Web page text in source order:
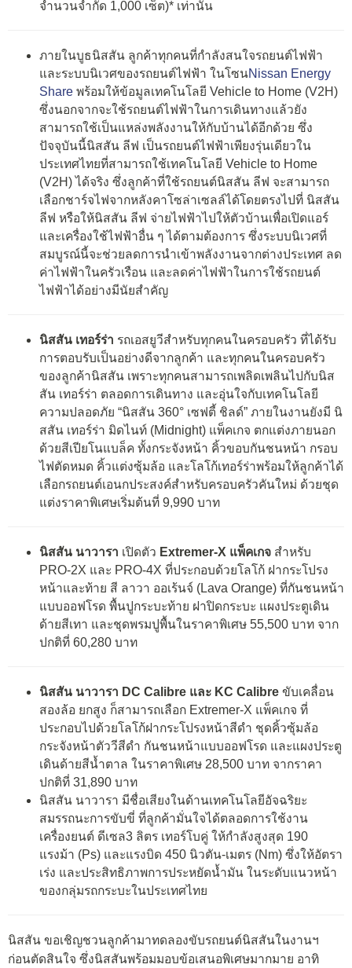
จำนวนจำกัด 1,000 เซ็ต)* เท่านั้น
ภายในบูธนิสสัน ลูกค้าทุกคนที่กำลังสนใจรถยนต์ไฟฟ้า
และระบบนิเวศของรถยนต์ไฟฟ้า ในโซนNissan Energy
Share พร้อมให้ข้อมูลเทคโนโลยี Vehicle to Home (V2H)
ซึ่งนอกจากจะใช้รถยนต์ไฟฟ้าในการเดินทางแล้วยัง
สามารถใช้เป็นแหล่งพลังงานให้กับบ้านได้อีกด้วย ซึ่ง
ปัจจุบันนี้นิสสัน ลีฟ เป็นรถยนต์ไฟฟ้าเพียงรุ่นเดียวใน
ประเทศไทยที่สามารถใช้เทคโนโลยี Vehicle to Home
(V2H) ได้จริง ซึ่งลูกค้าที่ใช้รถยนต์นิสสัน ลีฟ จะสามารถ
เลือกชาร์จไฟจากหลังคาโซล่าเซลล์ได้โดยตรงไปที่ นิสสัน
ลีฟ หรือให้นิสสัน ลีฟ จ่ายไฟฟ้าไปให้ตัวบ้านเพื่อเปิดแอร์
และเครื่องใช้ไฟฟ้าอื่น ๆ ได้ตามต้องการ ซึ่งระบบนิเวศที่
สมบูรณ์นี้จะช่วยลดการนำเข้าพลังงานจากต่างประเทศ ลด
ค่าไฟฟ้าในครัวเรือน และลดค่าไฟฟ้าในการใช้รถยนต์
ไฟฟ้าได้อย่างมีนัยสำคัญ
นิสสัน เทอร์ร่า รถเอสยูวีสำหรับทุกคนในครอบครัว ที่ได้รับ
การตอบรับเป็นอย่างดีจากลูกค้า และทุกคนในครอบครัว
ของลูกค้านิสสัน เพราะทุกคนสามารถเพลิดเพลินไปกับนิส
สัน เทอร์ร่า ตลอดการเดินทาง และอุ่นใจกับเทคโนโลยี
ความปลอดภัย “นิสสัน 360° เซฟตี้ ชิลด์” ภายในงานยังมี นิ
สสัน เทอร์ร่า มิดไนท์ (Midnight) แพ็คเกจ ตกแต่งภายนอก
ด้วยสีเปียโนแบล็ค ทั้งกระจังหน้า คิ้วขอบกันชนหน้า กรอบ
ไฟตัดหมด คิ้วแต่งซุ้มล้อ และโลโก้เทอร์ร่าพร้อมให้ลูกค้าได้
เลือกรถยนต์เอนกประสงค์สำหรับครอบครัวคันใหม่ ด้วยชุด
แต่งราคาพิเศษเริ่มต้นที่ 9,990 บาท
นิสสัน นาวารา เปิดตัว Extremer-X แพ็คเกจ สำหรับ
PRO-2X และ PRO-4X ที่ประกอบด้วยโลโก้ ฝากระโปรง
หน้าและท้าย สี ลาวา ออเร้นจ์ (Lava Orange) ที่กันชนหน้า
แบบออฟโรด พื้นปูกระบะท้าย ฝาปิดกระบะ แผงประตูเดิน
ด้ายสีเทา และชุดพรมปูพื้นในราคาพิเศษ 55,500 บาท จาก
ปกติที่ 60,280 บาท
นิสสัน นาวารา DC Calibre และ KC Calibre ขับเคลื่อน
สองล้อ ยกสูง ก็สามารถเลือก Extremer-X แพ็คเกจ ที่
ประกอบไปด้วยโลโก้ฝากระโปรงหน้าสีดำ ชุดคิ้วซุ้มล้อ
กระจังหน้าตัววีสีดำ กันชนหน้าแบบออฟโรด และแผงประตู
เดินด้ายสีน้ำตาล ในราคาพิเศษ 28,500 บาท จากราคา
ปกติที่ 31,890 บาท
นิสสัน นาวารา มีชื่อเสียงในด้านเทคโนโลยีอัจฉริยะ
สมรรถนะการขับขี่ ที่ลูกค้ามั่นใจได้ตลอดการใช้งาน
เครื่องยนต์ ดีเซล3 ลิตร เทอร์โบคู่ ให้กำลังสูงสุด 190
แรงม้า (Ps) และแรงบิด 450 นิวตัน-เมตร (Nm) ซึ่งให้อัตรา
เร่ง และประสิทธิภาพการประหยัดน้ำมัน ในระดับแนวหน้า
ของกลุ่มรถกระบะในประเทศไทย
นิสสัน ขอเชิญชวนลูกค้ามาทดลองขับรถยนต์นิสสันในงานฯ
ก่อนตัดสินใจ ซึ่งนิสสันพร้อมมอบข้อเสนอพิเศษมากมาย อาทิ